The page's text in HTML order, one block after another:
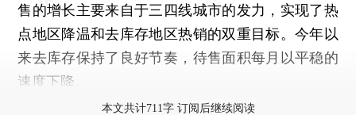
售的增长主要来自于三四线城市的发力，实现了热
点地区降温和去库存地区热销的双重目标。今年以
来去库存保持了良好节奏，待售面积每月以平稳的
速度下降。
本文共计711字 订阅后继续阅读